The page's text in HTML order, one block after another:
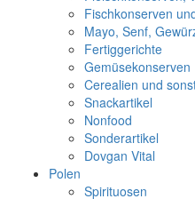
Fischkonserven
Mayo, Senf,
Fertiggerichte
Gemüsekonserven
Cerealien und
Snackartikel
Nonfood
Sonderartikel
Dovgan Vital
Polen
Spirituosen